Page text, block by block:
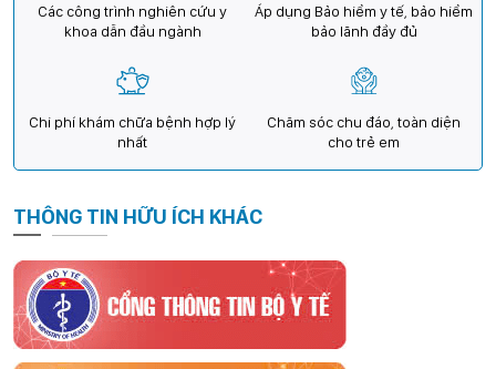
Các công trình nghiên cứu y
khoa dẫn đầu ngành
Áp dụng Bảo hiểm y tế, bảo hiểm
bảo lãnh đầy đủ
Chi phí khám chữa bệnh hợp lý
nhất
Chăm sóc chu đáo, toàn diện
cho trẻ em
THÔNG TIN HỮU ÍCH KHÁC